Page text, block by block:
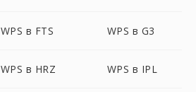
WPS в FTS WPS в G3
WPS в HRZ WPS в IPL